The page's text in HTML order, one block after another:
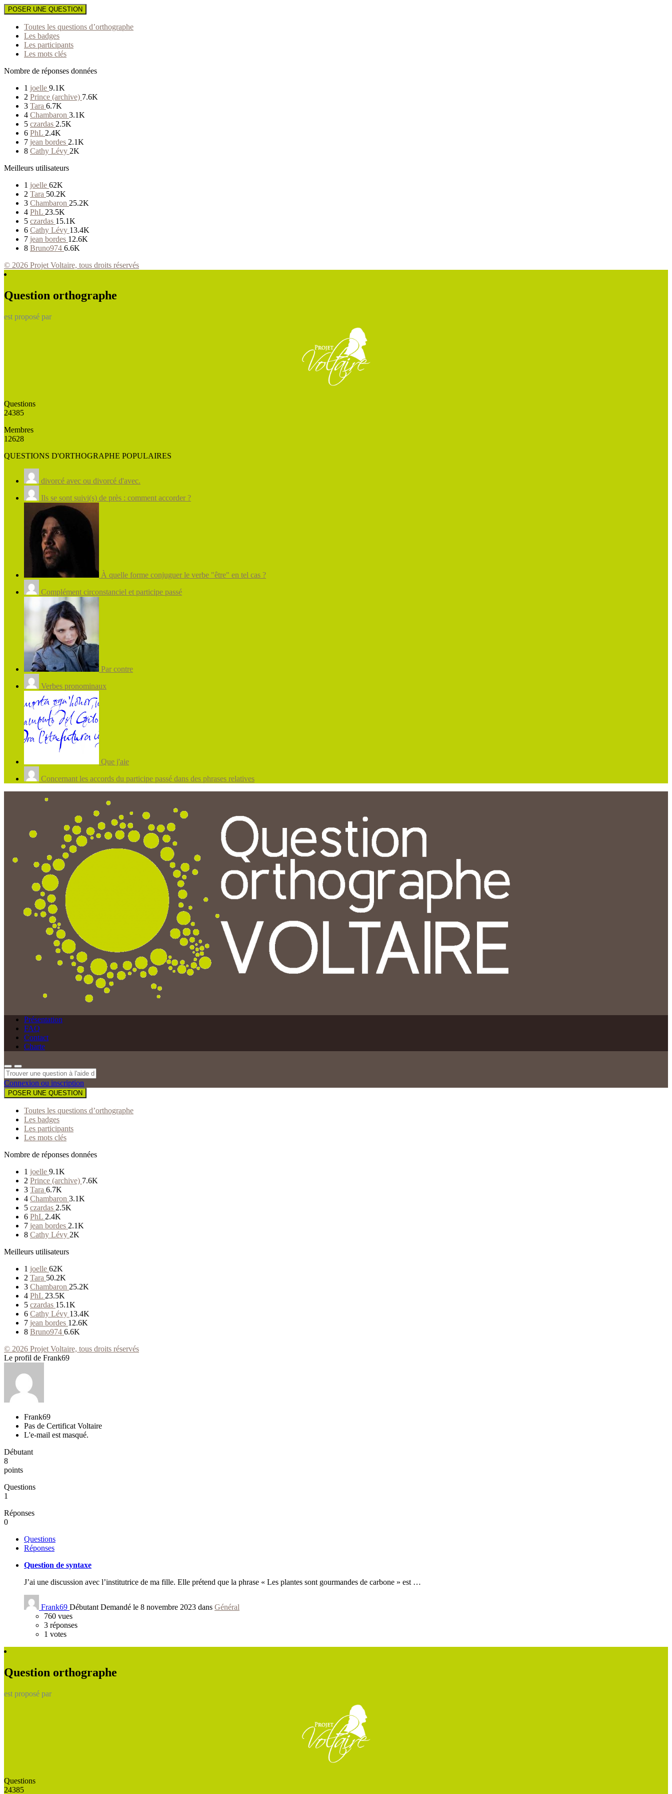
POSER UNE QUESTION
Toutes les questions d’orthographe
Les badges
Les participants
Les mots clés
Nombre de réponses données
1 joelle 9.1K
2 Prince (archive) 7.6K
3 Tara 6.7K
4 Chambaron 3.1K
5 czardas 2.5K
6 PhL 2.4K
7 jean bordes 2.1K
8 Cathy Lévy 2K
Meilleurs utilisateurs
1 joelle 62K
2 Tara 50.2K
3 Chambaron 25.2K
4 PhL 23.5K
5 czardas 15.1K
6 Cathy Lévy 13.4K
7 jean bordes 12.6K
8 Bruno974 6.6K
© 2026 Projet Voltaire, tous droits réservés
Question orthographe
est proposé par
Questions
24385
Membres
12628
QUESTIONS D'ORTHOGRAPHE POPULAIRES
divorcé avec ou divorcé d'avec.
Ils se sont suivi(s) de près : comment accorder ?
À quelle forme conjuguer le verbe "être" en tel cas ?
Complément circonstanciel et participe passé
Par contre
Verbes pronominaux
Que j'aie
Concernant les accords du participe passé dans des phrases relatives
Présentation
FAQ
Contact
Charte
Connexion ou inscription
POSER UNE QUESTION
Toutes les questions d’orthographe
Les badges
Les participants
Les mots clés
Nombre de réponses données
1 joelle 9.1K
2 Prince (archive) 7.6K
3 Tara 6.7K
4 Chambaron 3.1K
5 czardas 2.5K
6 PhL 2.4K
7 jean bordes 2.1K
8 Cathy Lévy 2K
Meilleurs utilisateurs
1 joelle 62K
2 Tara 50.2K
3 Chambaron 25.2K
4 PhL 23.5K
5 czardas 15.1K
6 Cathy Lévy 13.4K
7 jean bordes 12.6K
8 Bruno974 6.6K
© 2026 Projet Voltaire, tous droits réservés
Le profil de Frank69
Frank69
Pas de Certificat Voltaire
L'e-mail est masqué.
Débutant
8
points
Questions
1
Réponses
0
Questions
Réponses
Question de syntaxe
J’ai une discussion avec l’institutrice de ma fille. Elle prétend que la phrase « Les plantes sont gourmandes de carbone » est …
Frank69 Débutant Demandé le 8 novembre 2023 dans Général
760 vues
3 réponses
1 votes
Question orthographe
est proposé par
Questions
24385